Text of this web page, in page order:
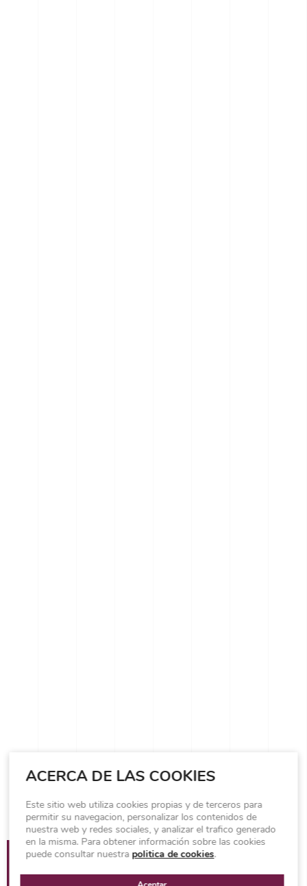
Lugar/ Madrid, España
ACERCA DE LAS COOKIES
Este sitio web utiliza cookies propias y de terceros para
permitir su navegacion, personalizar los contenidos de
nuestra web y redes sociales, y analizar el trafico generado
en la misma. Para obtener información sobre las cookies
puede consultar nuestra politica de cookies.